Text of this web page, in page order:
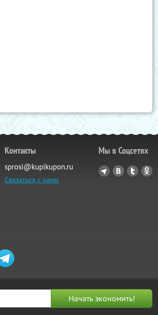
Контакты
sprosi@kupikupon.ru
Связаться с нами
Мы в Соцсетях